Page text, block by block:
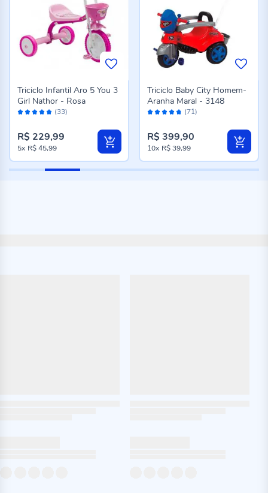
Avaliação: (33)
Triciclo Infantil Aro 5 You 3
Girl Nathor - Rosa
R$ 229,99
5x R$ 45,99
Avaliação: (71)
Triciclo Baby City Homem-
Aranha Maral - 3148
R$ 399,90
10x R$ 39,99